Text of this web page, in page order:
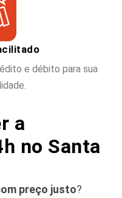
e débito para sua
a
no Santa
preço justo?